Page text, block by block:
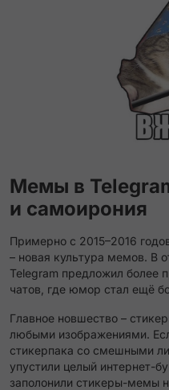
Мемы в
и самоирония
Примерно с 2015–2016
– новая культура мемов. В
Telegram предложил более
чатов, где юмор стал ещё
Главное новшество –
любыми изображениями.
стикерпака со смешными
упустили целый интернет-
заполонили стикеры-мемы